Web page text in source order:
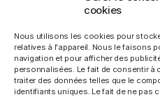
cookies
Nous utilisons les cookies pour
relatives à l'appareil. Nous le faisons
navigation et pour afficher des
personnalisées. Le fait de consentir
traiter des données telles que le
identifiants uniques. Le fait de ne pas
Seulement, ils ne
au jeu et ce n’est pas
Alors, j’ai voulu acheter
Minecraft à moindre
Seulement, je […]